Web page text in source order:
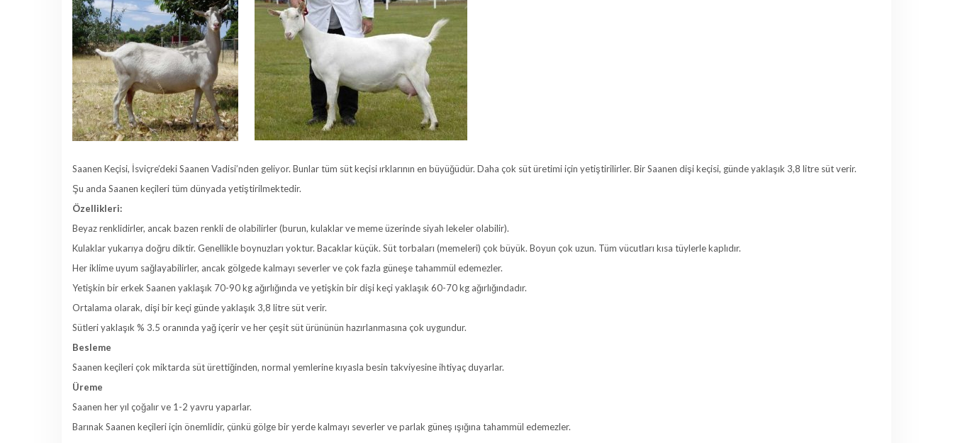
Saanen Keçisi, İsviçre’deki Saanen Vadisi’nden geliyor. Bunlar tüm süt keçisi ırklarının en büyüğüdür. Daha çok süt üretimi için yetiştirilirler. Bir Saanen dişi keçisi, günde yaklaşık 3,8 litre süt verir.
Şu anda Saanen keçileri tüm dünyada yetiştirilmektedir.
Özellikleri:
Beyaz renklidirler, ancak bazen renkli de olabilirler (burun, kulaklar ve meme üzerinde siyah lekeler olabilir).
Kulaklar yukarıya doğru diktir. Genellikle boynuzları yoktur. Bacaklar küçük. Süt torbaları (memeleri) çok büyük. Boyun çok uzun. Tüm vücutları kısa tüylerle kaplıdır.
Her iklime uyum sağlayabilirler, ancak gölgede kalmayı severler ve çok fazla güneşe tahammül edemezler.
Yetişkin bir erkek Saanen yaklaşık 70-90 kg ağırlığında ve yetişkin bir dişi keçi yaklaşık 60-70 kg ağırlığındadır.
Ortalama olarak, dişi bir keçi günde yaklaşık 3,8 litre süt verir.
Sütleri yaklaşık % 3.5 oranında yağ içerir ve her çeşit süt ürününün hazırlanmasına çok uygundur.
Besleme
Saanen keçileri çok miktarda süt ürettiğinden, normal yemlerine kıyasla besin takviyesine ihtiyaç duyarlar.
Üreme
Saanen her yıl çoğalır ve 1-2 yavru yaparlar.
Barınak Saanen keçileri için önemlidir, çünkü gölge bir yerde kalmayı severler ve parlak güneş ışığına tahammül edemezler.